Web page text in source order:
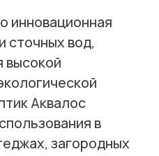
инновационная
сточных вод,
высокой
Аквалос
в
загородных